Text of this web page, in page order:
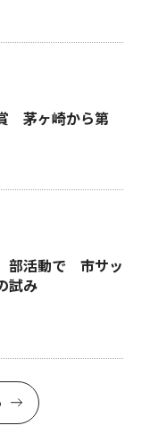
茅ヶ崎から第
部活動で 市サッ
試み